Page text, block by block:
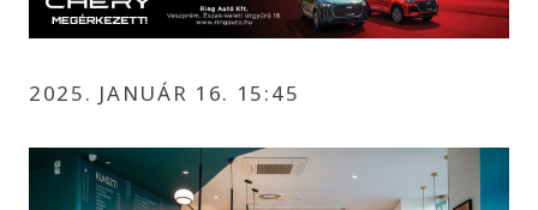
2025. JANUÁR 16. 15:45